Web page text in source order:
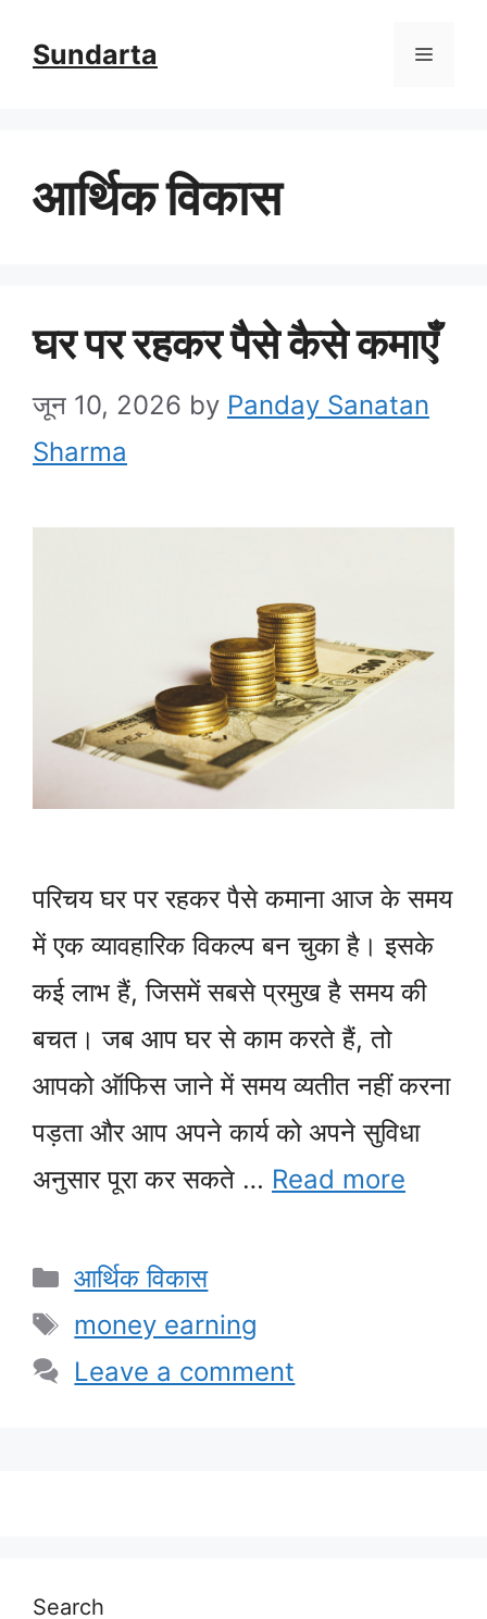
Sundarta Menu
आर्थिक विकास
घर पर रहकर पैसे कैसे कमाएँ
जून 10, 2026 by Panday Sanatan
Sharma
परिचय घर पर रहकर पैसे कमाना आज के समय
में एक व्यावहारिक विकल्प बन चुका है। इसके
कई लाभ हैं, जिसमें सबसे प्रमुख है समय की
बचत। जब आप घर से काम करते हैं, तो
आपको ऑफिस जाने में समय व्यतीत नहीं करना
पड़ता और आप अपने कार्य को अपने सुविधा
अनुसार पूरा कर सकते … Read more
Categories
आर्थिक विकास
Tags
money earning
Leave a comment
Search